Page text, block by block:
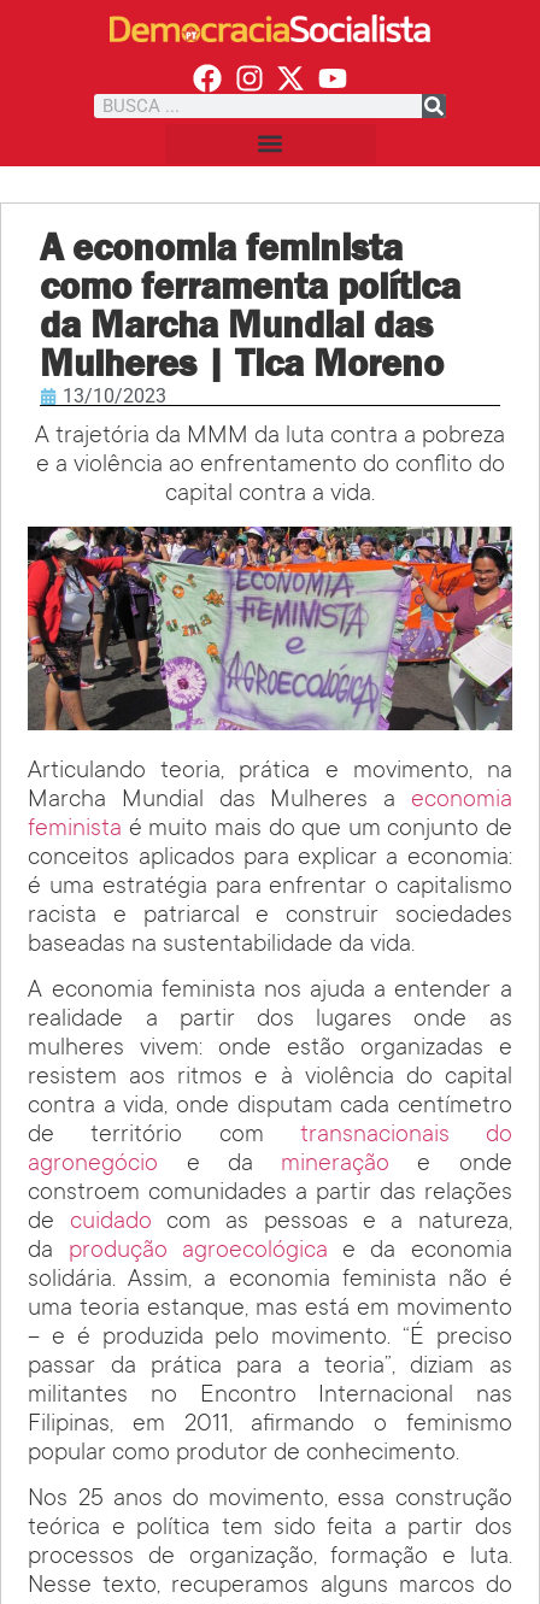
A economia feminista
como ferramenta política
da Marcha Mundial das
Mulheres | Tica Moreno
13/10/2023
A trajetória da MMM da luta contra a pobreza
e a violência ao enfrentamento do conflito do
capital contra a vida.
Articulando teoria, prática e movimento, na
Marcha Mundial das Mulheres a economia
feminista é muito mais do que um conjunto de
conceitos aplicados para explicar a economia:
é uma estratégia para enfrentar o capitalismo
racista e patriarcal e construir sociedades
baseadas na sustentabilidade da vida.
A economia feminista nos ajuda a entender a
realidade a partir dos lugares onde as
mulheres vivem: onde estão organizadas e
resistem aos ritmos e à violência do capital
contra a vida, onde disputam cada centímetro
de território com transnacionais do
agronegócio e da mineração e onde
constroem comunidades a partir das relações
de cuidado com as pessoas e a natureza,
da produção agroecológica e da economia
solidária. Assim, a economia feminista não é
uma teoria estanque, mas está em movimento
– e é produzida pelo movimento. “É preciso
passar da prática para a teoria”, diziam as
militantes no Encontro Internacional nas
Filipinas, em 2011, afirmando o feminismo
popular como produtor de conhecimento.
Nos 25 anos do movimento, essa construção
teórica e política tem sido feita a partir dos
processos de organização, formação e luta.
Nesse texto, recuperamos alguns marcos do